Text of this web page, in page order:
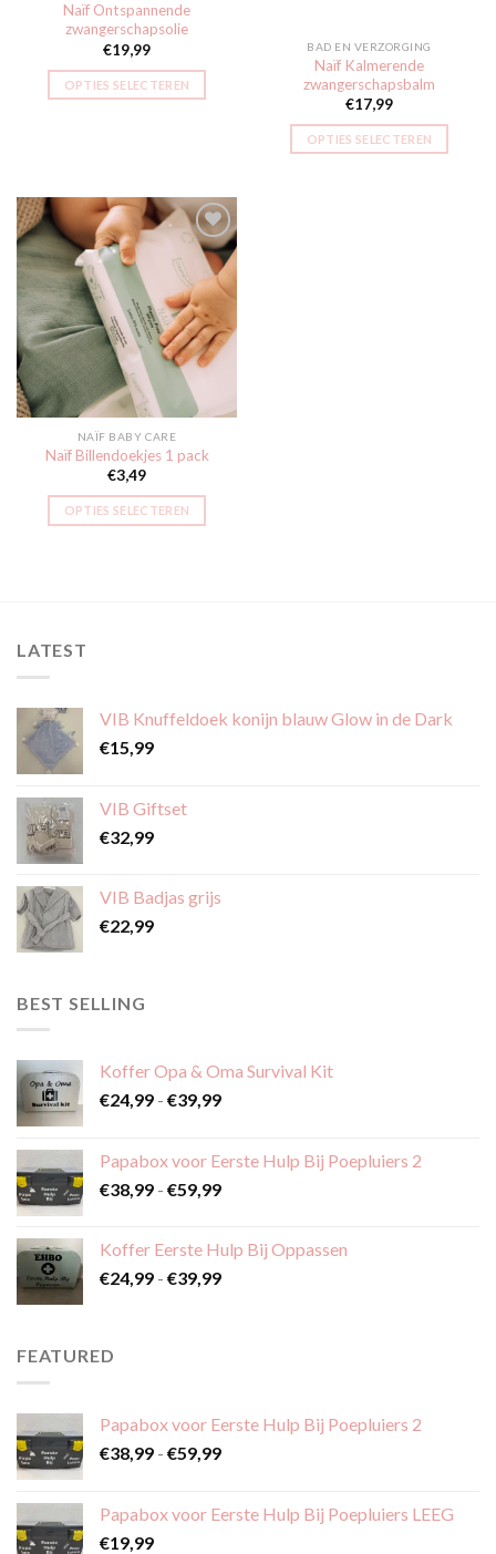
Naïf Ontspannende
zwangerschapsolie
€19,99
OPTIES SELECTEREN
BAD EN VERZORGING
Naïf Kalmerende
zwangerschapsbalm
€17,99
OPTIES SELECTEREN
Toevoegen
aan
verlanglijst
NAÏF BABY CARE
Naïf Billendoekjes 1 pack
€3,49
OPTIES SELECTEREN
LATEST
VIB Knuffeldoek konijn blauw Glow in de Dark
€15,99
VIB Giftset
€32,99
VIB Badjas grijs
€22,99
BEST SELLING
Koffer Opa & Oma Survival Kit
€24,99 - €39,99Prijsklasse:
€39,99
Papabox voor Eerste Hulp Bij Poepluiers 2
€38,99 - €59,99Prijsklasse:
€59,99
Koffer Eerste Hulp Bij Oppassen
€24,99 - €39,99Prijsklasse:
FEATURED
Papabox voor Eerste Hulp Bij Poepluiers 2
€38,99 - €59,99Prijsklasse:
€59,99
Papabox voor Eerste Hulp Bij Poepluiers LEEG
€19,99